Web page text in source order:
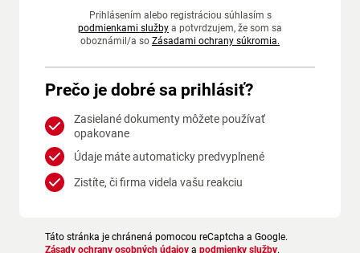
Prihlásením alebo registráciou súhlasím s
podmienkami služby a potvrdzujem, že som sa
oboznámil/a so Zásadami ochrany súkromia.
Prečo je dobré sa prihlásiť?
Zasielané dokumenty môžete používať
opakovane
Údaje máte automaticky predvyplnené
Zistíte, či firma videla vašu reakciu
Táto stránka je chránená pomocou reCaptcha a Google.
Zásady ochrany osobných údajov a podmienky služby.